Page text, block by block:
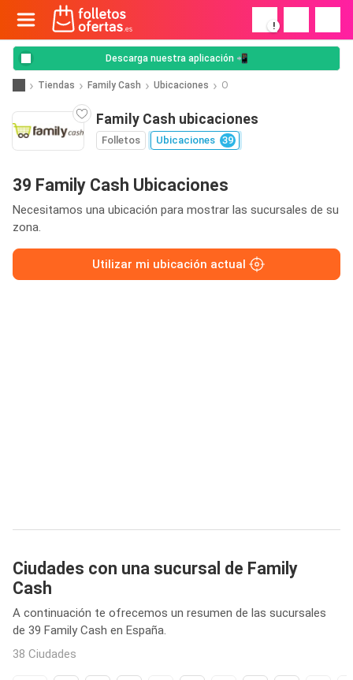
!
Descarga nuestra aplicación 📲
Tiendas Family Cash Ubicaciones O
Family Cash ubicaciones
Folletos Ubicaciones 39
39 Family Cash Ubicaciones
Necesitamos una ubicación para mostrar las sucursales de su
zona.
Utilizar mi ubicación actual
Ciudades con una sucursal de Family
Cash
A continuación te ofrecemos un resumen de las sucursales
de 39 Family Cash en España.
38 Ciudades